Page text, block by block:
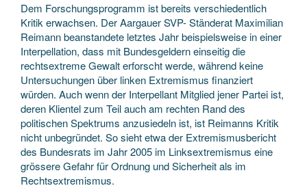
Dem Forschungsprogramm ist bereits verschiedentlich
Kritik erwachsen. Der Aargauer SVP- Ständerat Maximilian
Reimann beanstandete letztes Jahr beispielsweise in einer
Interpellation, dass mit Bundesgeldern einseitig die
rechtsextreme Gewalt erforscht werde, während keine
Untersuchungen über linken Extremismus finanziert
würden. Auch wenn der Interpellant Mitglied jener Partei ist,
deren Klientel zum Teil auch am rechten Rand des
politischen Spektrums anzusiedeln ist, ist Reimanns Kritik
nicht unbegründet. So sieht etwa der Extremismusbericht
des Bundesrats im Jahr 2005 im Linksextremismus eine
grössere Gefahr für Ordnung und Sicherheit als im
Rechtsextremismus.